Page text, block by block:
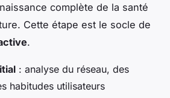
complète de la santé
Cette étape est le socle de
.
: analyse du réseau, des
habitudes utilisateurs